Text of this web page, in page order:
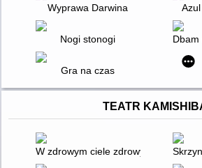
Wyprawa Darwina
Nogi stonogi
Gra na czas
TEATR
W zdrowym ciele zdrowy duch = In